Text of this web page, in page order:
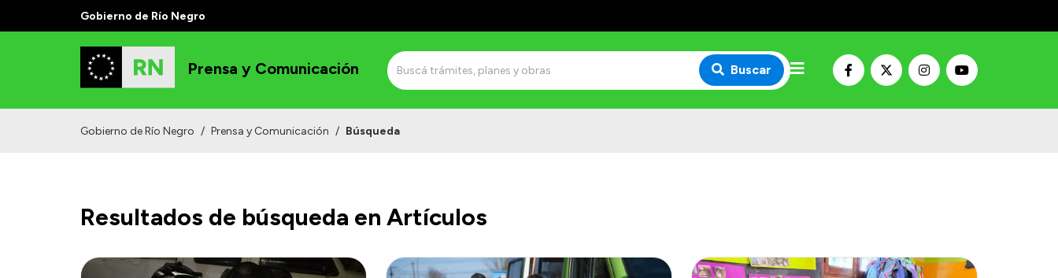
Gobierno de Río Negro
Prensa y Comunicación Buscar
Gobierno de Río Negro / Prensa y Comunicación / Búsqueda
Resultados de búsqueda en Artículos